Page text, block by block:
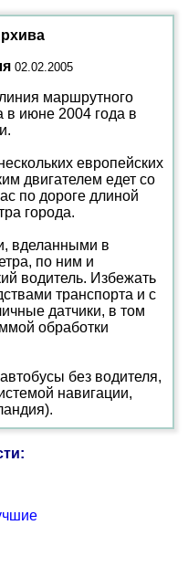
02.02.2005
маршрутного
в июне 2004 года в
европейских
двигателем едет со
по дороге длиной
города.
вделанными в
по ним и
водитель. Избежать
транспорта и с
датчики, в том
обработки
без водителя,
навигации,